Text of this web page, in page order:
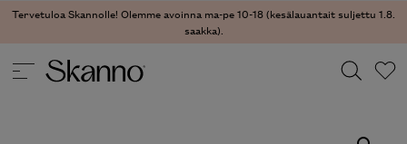
Tervetuloa Skannolle! Olemme avoinna ma-pe 10-18 (kesälauantait suljettu 1.8.
saakka).